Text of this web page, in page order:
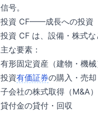
信号。
投資 CF——成長への投資
投資 CF は、設備・株式な
主な要素：
有形固定資産（建物・機
投資有価証券の購入・売却
子会社の株式取得（M&A
貸付金の貸付・回収